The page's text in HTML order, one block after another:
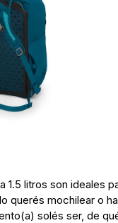
1.5 litros son ideales
querés mochilear
solés ser, de